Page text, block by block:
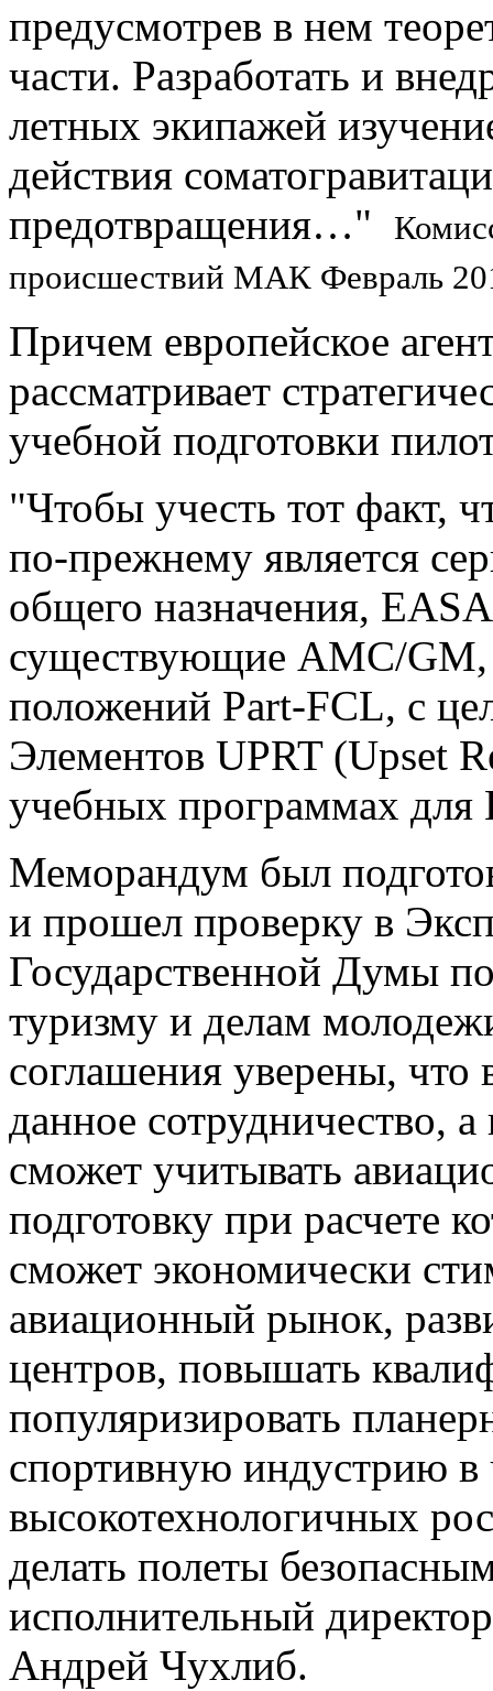
предусмотрев в нем
части. Разработать и
летных экипажей
действия
предотвращения…"
происшествий МАК Февраль
Причем европейское
рассматривает
учебной подготовки
"Чтобы учесть тот факт,
по-прежнему является
общего назначения,
существующие AMC/GM,
положений Part-FCL, с
Элементов UPRT (Upset
учебных программах
Меморандум был
и прошел проверку в
Государственной Думы
туризму и делам
соглашения уверены, что
данное сотрудничество,
сможет учитывать
подготовку при расчете
сможет экономически
авиационный рынок,
центров, повышать
популяризировать
спортивную индустрию в
высокотехнологичных
делать полеты
исполнительный
Андрей Чухлиб.